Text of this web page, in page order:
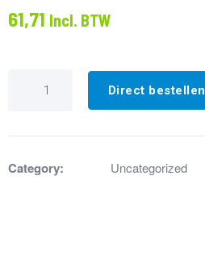
61,71 Incl. BTW
Branderisolatie
aantal
Direct bestellen
Category: Uncategorized